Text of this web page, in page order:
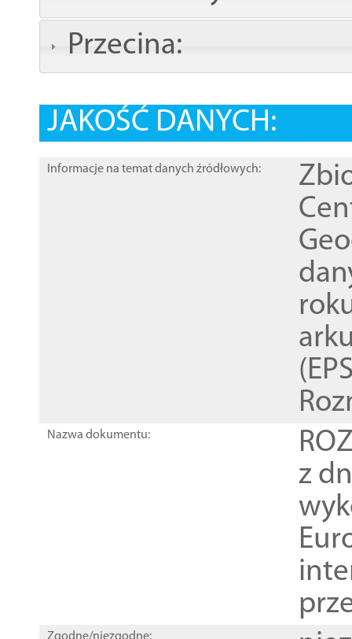
Przecina:
JAKOŚĆ DANYCH:
Informacje na temat danych źródłowych:
Nazwa dokumentu:
z